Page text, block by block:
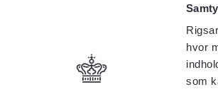
hvor
som